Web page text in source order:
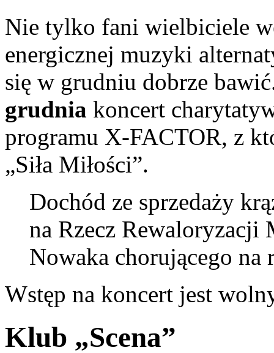
Nie tylko fani wielbiciele
energicznej muzyki
się w grudniu dobrze
grudnia koncert
programu X-FACTOR, z
„Siła Miłości”.
Dochód ze sprzedaży
na Rzecz Rewaloryzacji
Nowaka chorującego
Wstęp na koncert jest
Klub „Scena”